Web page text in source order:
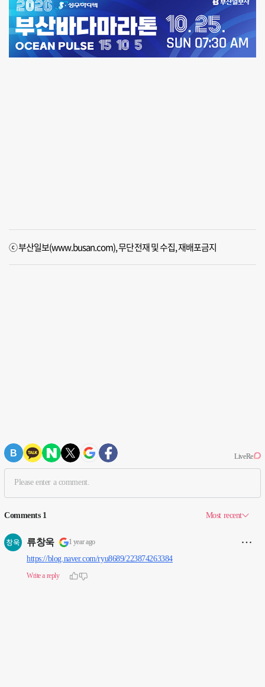
ⓒ 부산일보(www.busan.com), 무단전재 및 수집, 재배포금지